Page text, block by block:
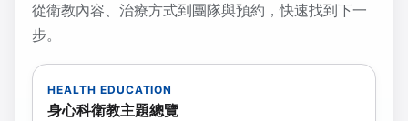
從衛教內容、治療方式到團隊與預約，快速找到下一
步。
HEALTH EDUCATION
身心科衛教主題總覽